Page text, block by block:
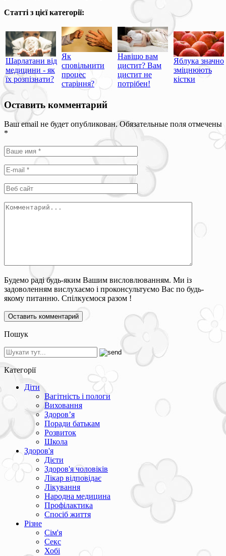
Статті з цієї категорії:
Шарлатани від
медицини - як
їх розпізнати?
Як
сповільнити
процес
старіння?
Навіщо вам
цистит? Вам
цистит не
потрібен!
Яблука значно
зміцнюють
кістки
Оставить комментарий
Ваш email не будет опубликован. Обязательные поля отмечены
*
Будемо раді будь-яким Вашим висловлюванням. Ми із
задоволенням вислухаємо і проконсультуємо Вас по будь-
якому питанню. Спілкуємося разом !
Пошук
Категорії
Діти
Вагітність і пологи
Виховання
Здоров’я
Поради батькам
Розвиток
Школа
Здоров'я
Дієти
Здоров'я чоловіків
Лікар відповідає
Лікування
Народна медицина
Профілактика
Спосіб життя
Різне
Сім'я
Секс
Хобі